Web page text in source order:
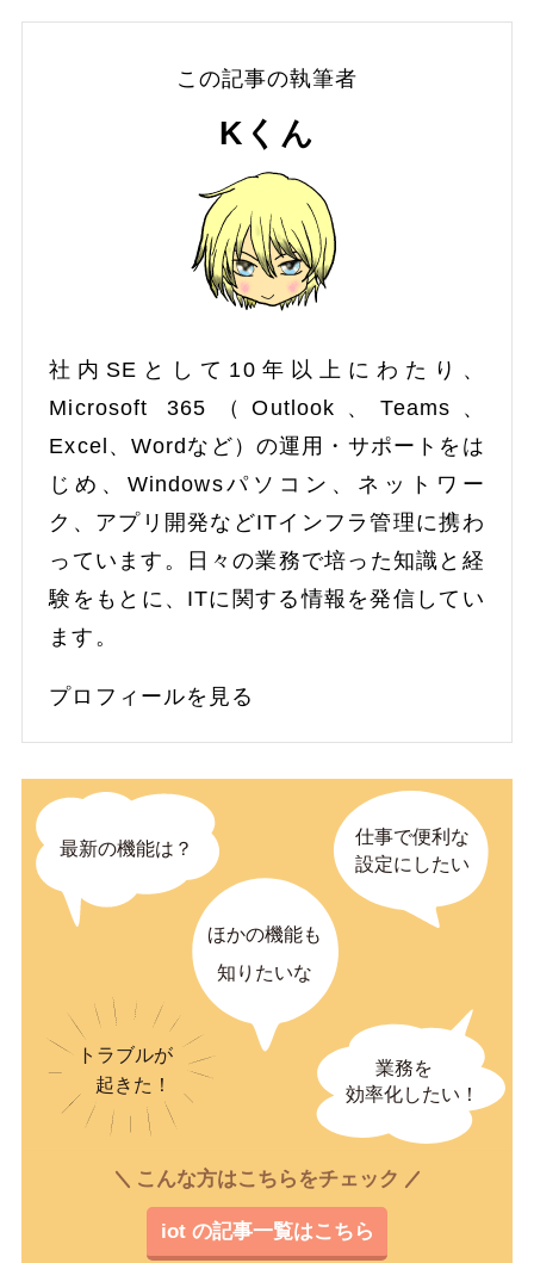
この記事の執筆者
Kくん
社内SEとして10年以上にわたり、
Microsoft 365（Outlook、Teams、
Excel、Wordなど）の運用・サポートをは
じめ、Windowsパソコン、ネットワー
ク、アプリ開発などITインフラ管理に携わ
っています。日々の業務で培った知識と経
験をもとに、ITに関する情報を発信してい
ます。
プロフィールを見る
こんな方はこちらをチェック
iot の記事一覧はこちら